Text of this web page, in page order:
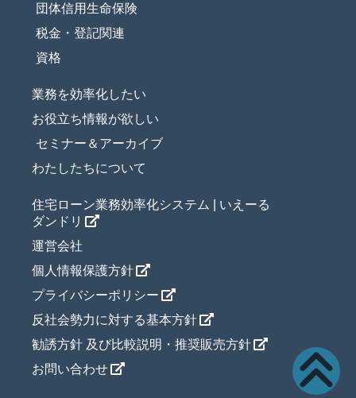
団体信用生命保険
税金・登記関連
資格
業務を効率化したい
お役立ち情報が欲しい
セミナー＆アーカイブ
わたしたちについて
住宅ローン業務効率化システム | いえーる
ダンドリ
運営会社
個人情報保護方針
プライバシーポリシー
反社会勢力に対する基本方針
勧誘方針 及び比較説明・推奨販売方針
お問い合わせ